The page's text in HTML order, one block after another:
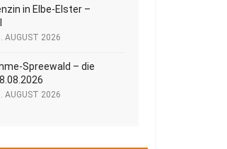
in Elbe-Elster –
AUGUST 2026
Spreewald – die
AUGUST 2026